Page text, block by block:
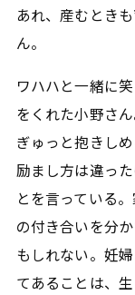
あれ、産むとき
ん。
ワハハと一緒に
をくれた小野さ
ぎゅっと抱きし
励まし方は違っ
とを言っている
の付き合いを分
もしれない。妊
てあることは、